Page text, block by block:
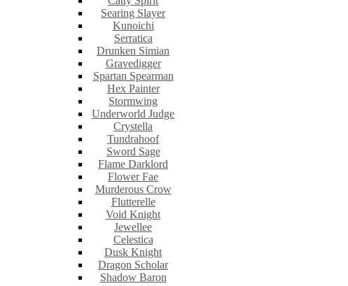
Searing Slayer
Kunoichi
Serratica
Drunken Simian
Gravedigger
Spartan Spearman
Hex Painter
Stormwing
Underworld Judge
Crystella
Tundrahoof
Sword Sage
Flame Darklord
Flower Fae
Murderous Crow
Flutterelle
Void Knight
Jewellee
Celestica
Dusk Knight
Dragon Scholar
Shadow Baron